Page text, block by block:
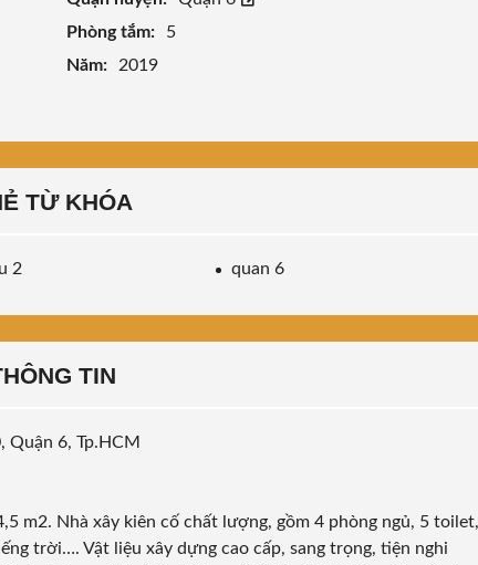
Phòng tắm:
5
Năm:
2019
TỪ KHÓA
2 quan 6
TIN
Quận 6, Tp.HCM
m2. Nhà xây kiên cố chất lượng, gồm 4 phòng ngủ, 5 toilet,
trời…. Vật liệu xây dựng cao cấp, sang trọng, tiện nghi